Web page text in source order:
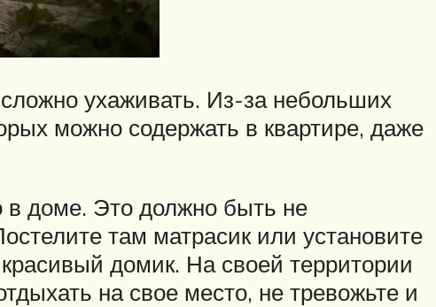
ухаживать. Из-за небольших
можно содержать в квартире, даже
в доме. Это должно быть не
там матрасик или установите
домик. На своей территории
на свое место, не тревожьте и